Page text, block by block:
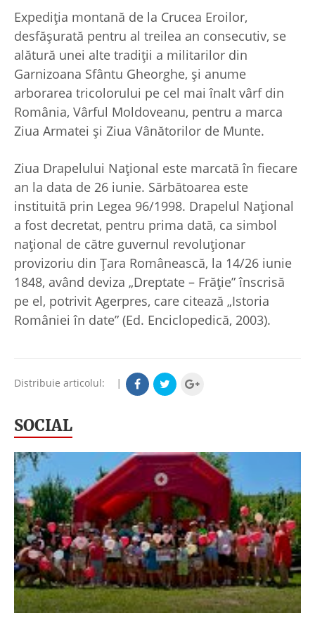
Expediția montană de la Crucea Eroilor,
desfășurată pentru al treilea an consecutiv, se
alătură unei alte tradiții a militarilor din
Garnizoana Sfântu Gheorghe, și anume
arborarea tricolorului pe cel mai înalt vârf din
România, Vârful Moldoveanu, pentru a marca
Ziua Armatei și Ziua Vânătorilor de Munte.
Ziua Drapelului Naţional este marcată în fiecare
an la data de 26 iunie. Sărbătoarea este
instituită prin Legea 96/1998. Drapelul Naţional
a fost decretat, pentru prima dată, ca simbol
naţional de către guvernul revoluţionar
provizoriu din Ţara Românească, la 14/26 iunie
1848, având deviza „Dreptate – Frăţie” înscrisă
pe el, potrivit Agerpres, care citează „Istoria
României în date” (Ed. Enciclopedică, 2003).
Distribuie articolul: |
SOCIAL